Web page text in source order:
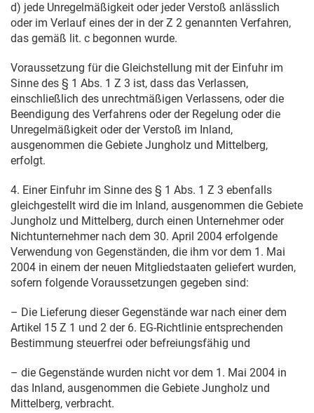
d) jede Unregelmäßigkeit oder jeder Verstoß anlässlich
oder im Verlauf eines der in der Z 2 genannten Verfahren,
das gemäß lit. c begonnen wurde.
Voraussetzung für die Gleichstellung mit der Einfuhr im
Sinne des § 1 Abs. 1 Z 3 ist, dass das Verlassen,
einschließlich des unrechtmäßigen Verlassens, oder die
Beendigung des Verfahrens oder der Regelung oder die
Unregelmäßigkeit oder der Verstoß im Inland,
ausgenommen die Gebiete Jungholz und Mittelberg,
erfolgt.
4. Einer Einfuhr im Sinne des § 1 Abs. 1 Z 3 ebenfalls
gleichgestellt wird die im Inland, ausgenommen die Gebiete
Jungholz und Mittelberg, durch einen Unternehmer oder
Nichtunternehmer nach dem 30. April 2004 erfolgende
Verwendung von Gegenständen, die ihm vor dem 1. Mai
2004 in einem der neuen Mitgliedstaaten geliefert wurden,
sofern folgende Voraussetzungen gegeben sind:
– Die Lieferung dieser Gegenstände war nach einer dem
Artikel 15 Z 1 und 2 der 6. EG-Richtlinie entsprechenden
Bestimmung steuerfrei oder befreiungsfähig und
– die Gegenstände wurden nicht vor dem 1. Mai 2004 in
das Inland, ausgenommen die Gebiete Jungholz und
Mittelberg, verbracht.